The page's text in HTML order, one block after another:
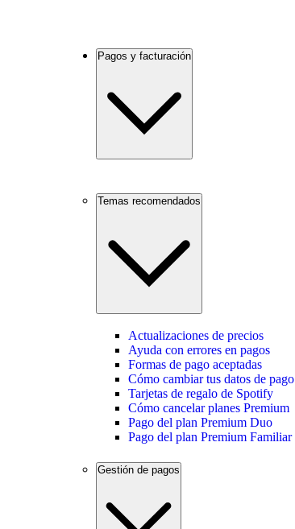
Pagos y facturación
Temas recomendados
Actualizaciones de precios
Ayuda con errores en pagos
Formas de pago aceptadas
Cómo cambiar tus datos de pago
Tarjetas de regalo de Spotify
Cómo cancelar planes Premium
Pago del plan Premium Duo
Pago del plan Premium Familiar
Gestión de pagos